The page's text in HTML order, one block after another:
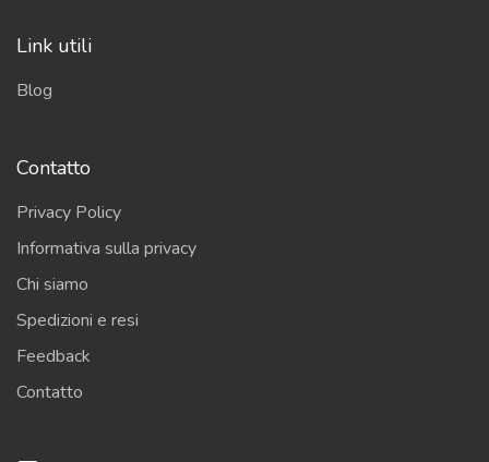
Link utili
Blog
Contatto
Privacy Policy
Informativa sulla privacy
Chi siamo
Spedizioni e resi
Feedback
Contatto